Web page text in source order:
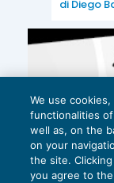
ai
(ISA
al
di Diego
We use
functionalities
well as, on the
on your
the site.
you agree to